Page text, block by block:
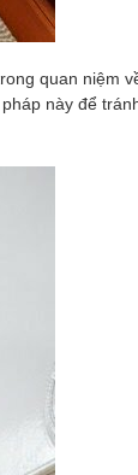
quan niệm
này để